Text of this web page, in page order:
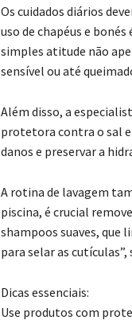
Os cuidados diários
uso de chapéus e
simples atitude não
sensível ou até
Além disso, a
protetora contra o sal
danos e preservar a
A rotina de lavagem
piscina, é crucial
shampoos suaves, que
para selar as cutículas”,
Dicas essenciais:
Use produtos com